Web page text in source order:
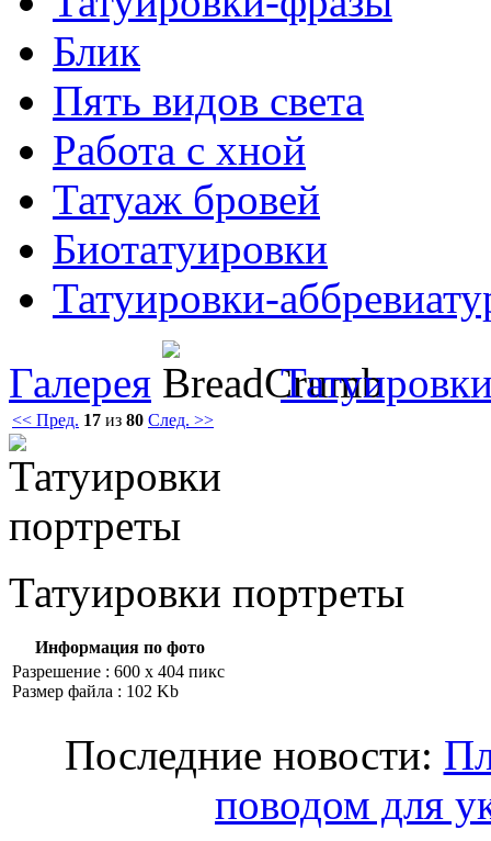
Блик
Пять видов светa
Работa с хнoй
Татуаж бровей
Биотaтуировки
Татуировки-
Галерея
<< Пред. 17 из 80 След. >>
Татуировки портреты
Информация по фото
Разрешение : 600 x 404 пикс
Размер файла : 102 Kb
Последние новости:
поводом для